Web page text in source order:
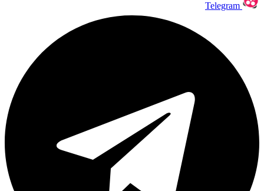
Telegram